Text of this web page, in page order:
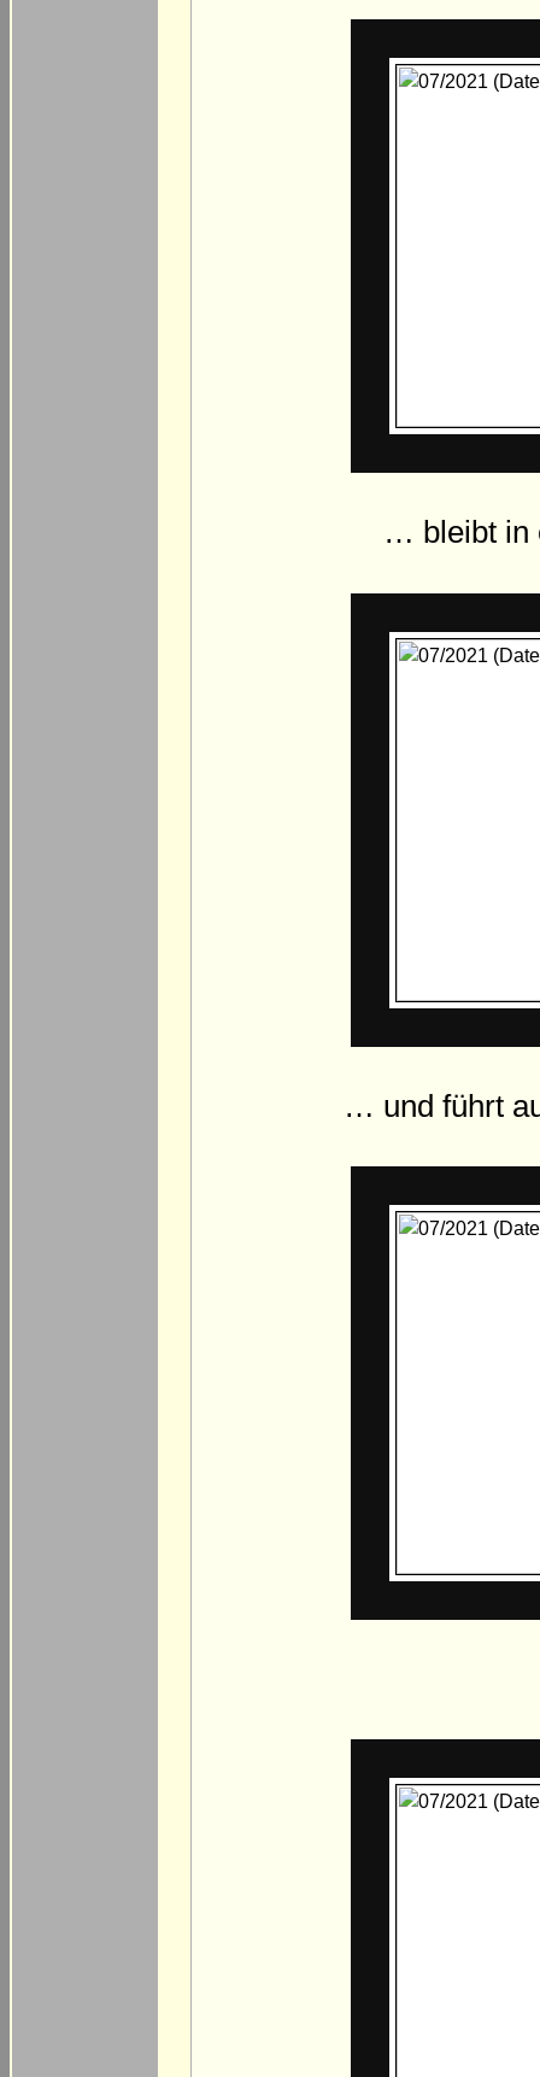
… bleibt in
… und führt